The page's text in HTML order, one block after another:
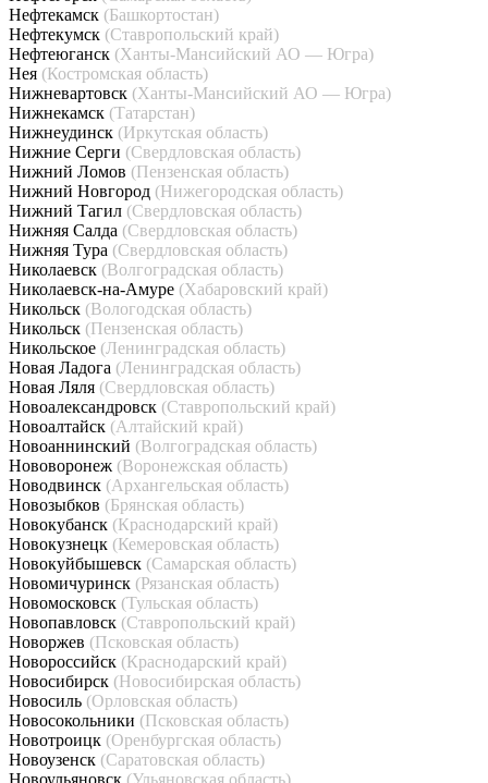
Нефтекамск (Башкортостан)
Нефтекумск (Ставропольский край)
Нефтеюганск (Ханты-Мансийский АО — Югра)
Нея (Костромская область)
Нижневартовск (Ханты-Мансийский АО — Югра)
Нижнекамск (Татарстан)
Нижнеудинск (Иркутская область)
Нижние Серги (Свердловская область)
Нижний Ломов (Пензенская область)
Нижний Новгород (Нижегородская область)
Нижний Тагил (Свердловская область)
Нижняя Салда (Свердловская область)
Нижняя Тура (Свердловская область)
Николаевск (Волгоградская область)
Николаевск-на-Амуре (Хабаровский край)
Никольск (Вологодская область)
Никольск (Пензенская область)
Никольское (Ленинградская область)
Новая Ладога (Ленинградская область)
Новая Ляля (Свердловская область)
Новоалександровск (Ставропольский край)
Новоалтайск (Алтайский край)
Новоаннинский (Волгоградская область)
Нововоронеж (Воронежская область)
Новодвинск (Архангельская область)
Новозыбков (Брянская область)
Новокубанск (Краснодарский край)
Новокузнецк (Кемеровская область)
Новокуйбышевск (Самарская область)
Новомичуринск (Рязанская область)
Новомосковск (Тульская область)
Новопавловск (Ставропольский край)
Новоржев (Псковская область)
Новороссийск (Краснодарский край)
Новосибирск (Новосибирская область)
Новосиль (Орловская область)
Новосокольники (Псковская область)
Новотроицк (Оренбургская область)
Новоузенск (Саратовская область)